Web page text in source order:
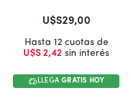
U$S29,00
Hasta 12 cuotas de
U$S 2,42 sin interés
LLEGAGRATIS HOY